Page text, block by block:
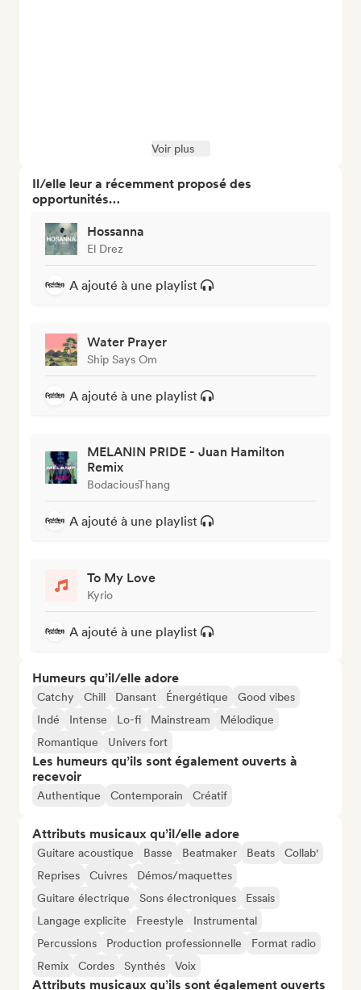
Voir plus
Il/elle leur a récemment proposé des
opportunités…
Hossanna
El Drez
A ajouté à une playlist
Water Prayer
Ship Says Om
A ajouté à une playlist
MELANIN PRIDE - Juan Hamilton
Remix
BodaciousThang
A ajouté à une playlist
To My Love
Kyrio
A ajouté à une playlist
Humeurs qu’il/elle adore
Catchy Chill Dansant Énergétique
Good vibes
Indé
Intense Lo-fi Mainstream
Mélodique
Romantique
Univers fort
Les humeurs qu’ils sont également ouverts à
recevoir
Authentique Contemporain Créatif
Attributs musicaux qu’il/elle adore
Guitare acoustique Basse Beatmaker Beats
Collab'
Reprises
Cuivres
Démos/maquettes
Guitare électrique
Sons électroniques
Essais
Langage explicite
Freestyle
Instrumental
Percussions
Production professionnelle
Format radio
Remix
Cordes Synthés Voix
Attributs musicaux qu’ils sont également ouverts